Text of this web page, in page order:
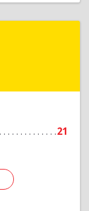
21
Юрий
Подробнее